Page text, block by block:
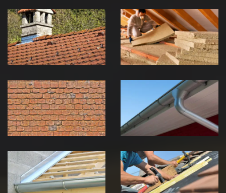
Couvreur
zingueur 39
Jura
Isolation de
toiture 39
Jura
démoussage de
toiture 39
Jura
pose de
gouttière 39
Jura
Pose de
Chéneau 39
Jura
Réparation de
toiture 39
Jura